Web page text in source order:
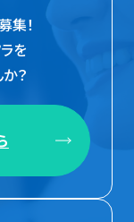
集！
を
？